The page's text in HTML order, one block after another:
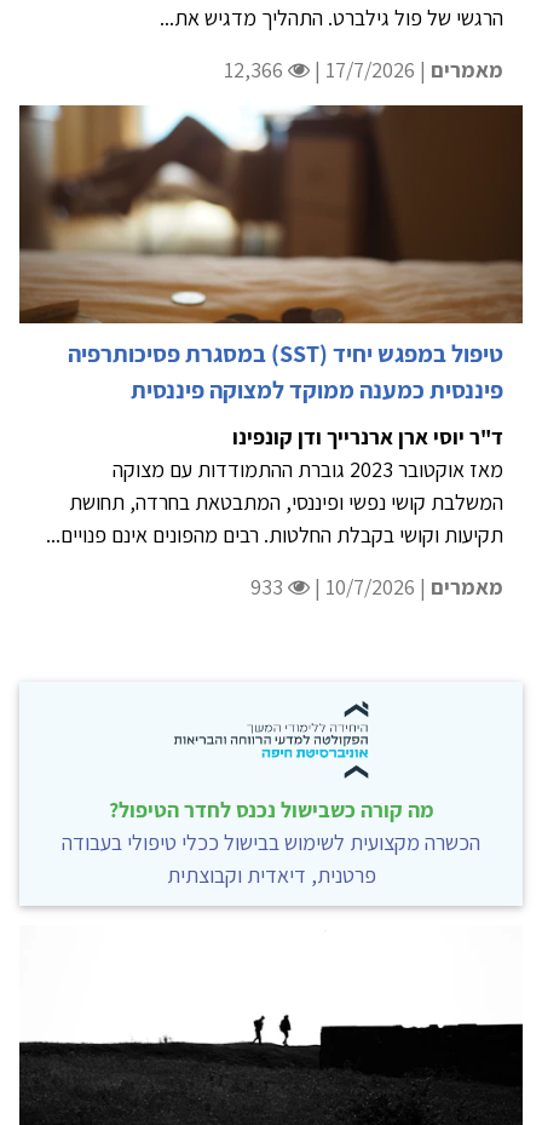
הרגשי של פול גילברט. התהליך מדגיש את...
מאמרים | 17/7/2026 |
טיפול במפגש יחיד (SST) במסגרת פסיכותרפיה
פיננסית כמענה ממוקד למצוקה פיננסית
ד"ר יוסי ארן ארנרייך ודן קונפינו
מאז אוקטובר 2023 גוברת ההתמודדות עם מצוקה
המשלבת קושי נפשי ופיננסי, המתבטאת בחרדה, תחושת
תקיעות וקושי בקבלת החלטות. רבים מהפונים אינם פנויים...
מאמרים | 10/7/2026 |
מה קורה כשבישול נכנס לחדר הטיפול?
הכשרה מקצועית לשימוש בבישול ככלי טיפולי בעבודה
פרטנית, דיאדית וקבוצתית